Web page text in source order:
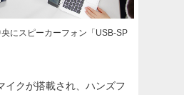
央にスピーカーフォン「USB-SP
イクが搭載され、ハンズフ